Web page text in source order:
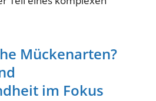
Mückenarten?
im Fokus